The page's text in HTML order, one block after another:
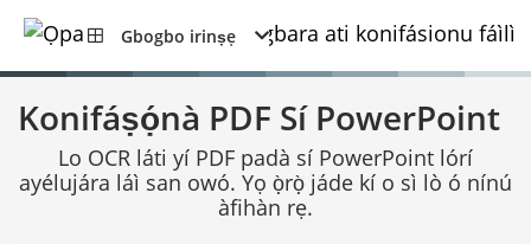
Gbogbo irinṣẹ
Konifáṣọ́nà PDF Sí PowerPoint
Lo OCR láti yí PDF padà sí PowerPoint lórí
ayélujára láì san owó. Yọ ọ̀rọ̀ jáde kí o sì lò ó nínú
àfihàn rẹ.